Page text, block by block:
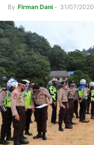
By Firman Dani - 31/07/2020